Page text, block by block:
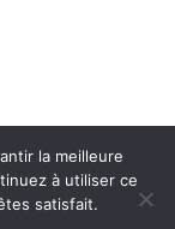
la meilleure
à utiliser ce
satisfait.